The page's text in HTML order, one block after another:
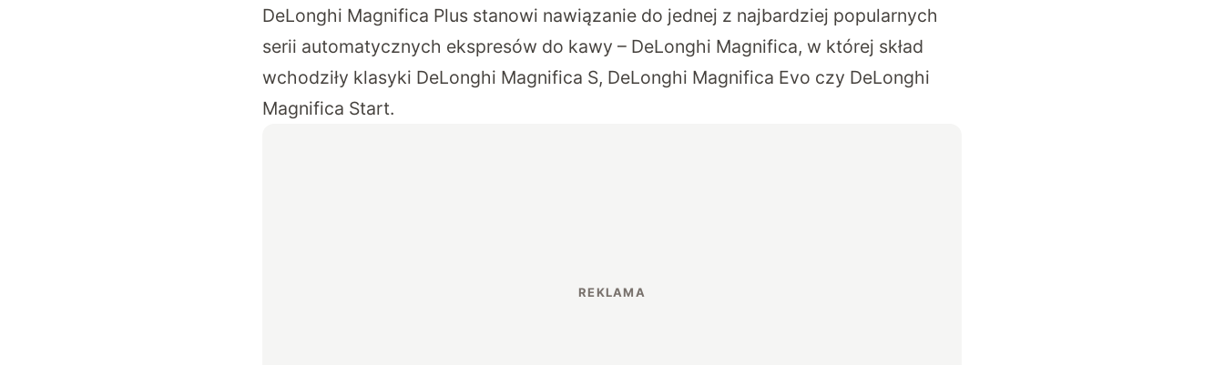
DeLonghi Magnifica Plus stanowi nawiązanie do jednej z najbardziej popularnych
serii automatycznych ekspresów do kawy – DeLonghi Magnifica, w której skład
wchodziły klasyki DeLonghi Magnifica S, DeLonghi Magnifica Evo czy DeLonghi
Magnifica Start.